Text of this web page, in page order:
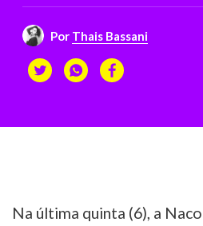
Por Thais Bassani
Na última quinta (6), a